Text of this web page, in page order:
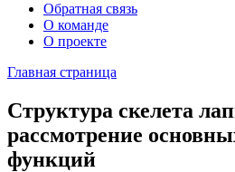
Обратная связь
О команде
О проекте
Главная страница
Структура скелета
рассмотрение
функций